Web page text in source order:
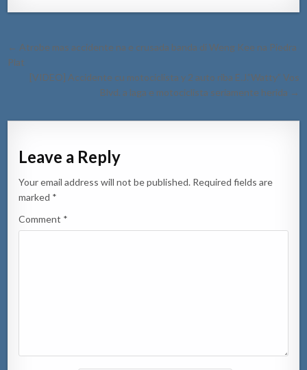
Post
navigation
← Atrobe mas accidente na e crusada banda di Weng Kee na Piedra
Plat
[VIDEO] Accidente cu motociclista y 2 auto riba E.J.”Watty” Vos
Blvd. a laga e motociclista seriamente herida →
Leave a Reply
Your email address will not be published. Required fields are
marked *
Comment *